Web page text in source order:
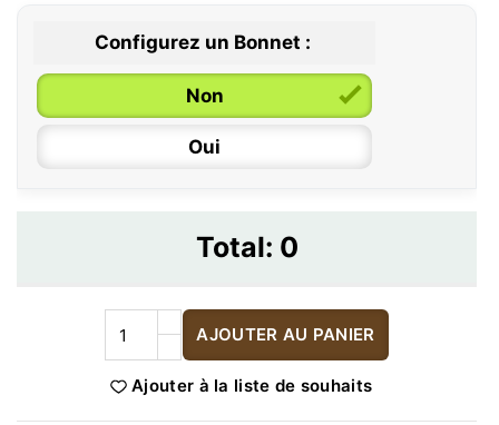
Configurez un Bonnet :
Non
Oui
Total: 0
AJOUTER AU PANIER
Ajouter à la liste de souhaits